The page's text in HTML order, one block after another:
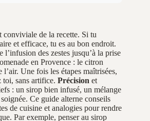
de la recette. Si tu
et efficace, tu es au bon endroit.
l’infusion des zestes jusqu’à la prise
en Provence : le citron
Une fois les étapes maîtrisées,
toi, sans artifice. Précision et
: un sirop bien infusé, un mélange
Ce guide alterne conseils
de cuisine et analogies pour rendre
Par exemple, penser au sirop